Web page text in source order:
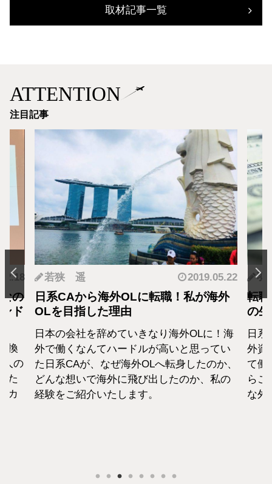
取材記事一覧
ATTENTION
注目記事
の
ド
換
人の
た
カ
若狭 遥 2019.05.22
日系CAから海外OLに転職！私が海外
OLを目指した理由
日本の会社を辞めていきなり海外OLに！海
外で働くなんてハードルが高いと思ってい
た日系CAが、なぜ海外OLへ転身したのか、
どんな想いで海外に飛び出したのか、私の
経験をご紹介いたします。
羽
転
の
日
外資
て働
らこ
な外